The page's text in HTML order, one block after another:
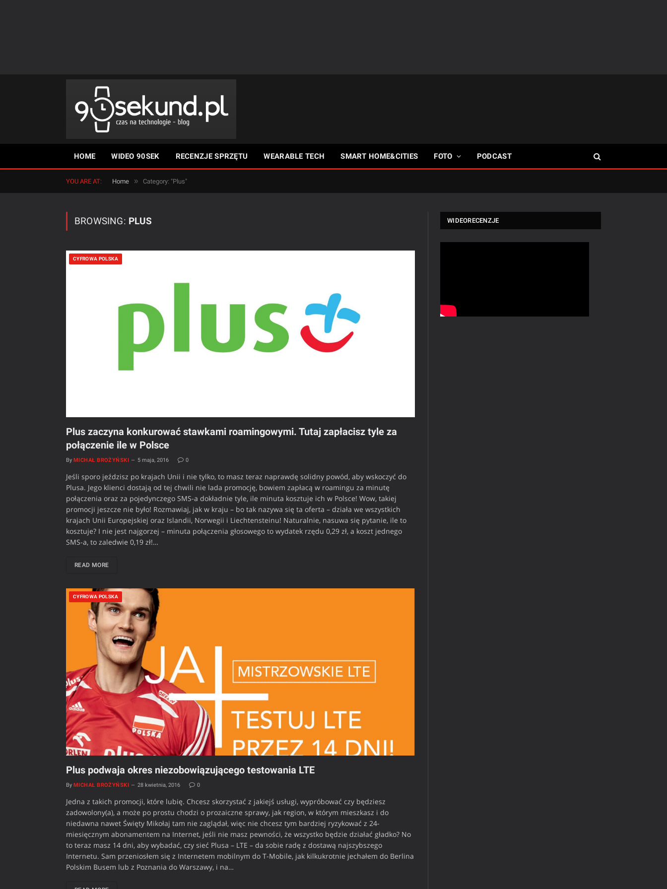
HOME WIDEO 90SEK RECENZJE SPRZĘTU WEARABLE TECH SMART HOME&CITIES FOTO PODCAST
YOU ARE AT: Home » Category: "Plus"
BROWSING: PLUS
CYFROWA POLSKA
Plus zaczyna konkurować stawkami roamingowymi. Tutaj zapłacisz tyle za
połączenie ile w Polsce
By MICHAŁ BROŻYŃSKI 5 maja, 2016 0
Jeśli sporo jeździsz po krajach Unii i nie tylko, to masz teraz naprawdę solidny powód, aby wskoczyć do
Plusa. Jego klienci dostają od tej chwili nie lada promocję, bowiem zapłacą w roamingu za minutę
połączenia oraz za pojedynczego SMS-a dokładnie tyle, ile minuta kosztuje ich w Polsce! Wow, takiej
promocji jeszcze nie było! Rozmawiaj, jak w kraju – bo tak nazywa się ta oferta – działa we wszystkich
krajach Unii Europejskiej oraz Islandii, Norwegii i Liechtensteinu! Naturalnie, nasuwa się pytanie, ile to
kosztuje? I nie jest najgorzej – minuta połączenia głosowego to wydatek rzędu 0,29 zł, a koszt jednego
SMS-a, to zaledwie 0,19 zł!…
READ MORE
CYFROWA POLSKA
Plus podwaja okres niezobowiązującego testowania LTE
By MICHAŁ BROŻYŃSKI 28 kwietnia, 2016 0
Jedna z takich promocji, które lubię. Chcesz skorzystać z jakiejś usługi, wypróbować czy będziesz
zadowolony(a), a może po prostu chodzi o prozaiczne sprawy, jak region, w którym mieszkasz i do
niedawna nawet Święty Mikołaj tam nie zaglądał, więc nie chcesz tym bardziej ryzykować z 24-
miesięcznym abonamentem na Internet, jeśli nie masz pewności, że wszystko będzie działać gładko? No
to teraz masz 14 dni, aby wybadać, czy sieć Plusa – LTE – da sobie radę z dostawą najszybszego
Internetu. Sam przeniosłem się z Internetem mobilnym do T-Mobile, jak kilkukrotnie jechałem do Berlina
Polskim Busem lub z Poznania do Warszawy, i na…
WIDEORECENZJE